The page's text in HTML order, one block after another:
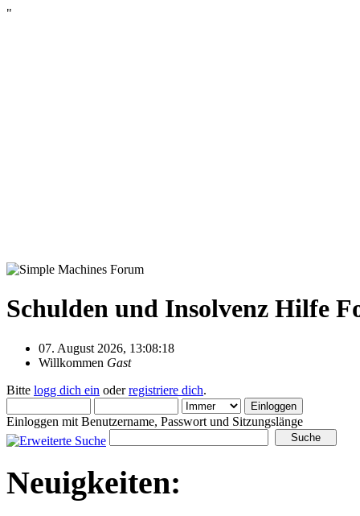
"
Schulden und Insolvenz Hilfe
07. August 2026, 13:08:18
Willkommen Gast
Bitte logg dich ein oderregistriere dich.
Einloggen mit Benutzername, Passwort und Sitzungslänge
Neuigkeiten: